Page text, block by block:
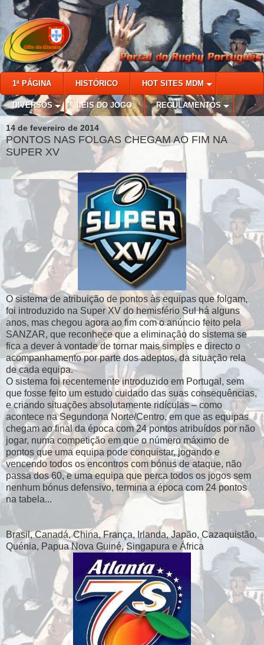
1ª PÁGINA HISTÓRICO HOT SITES MDM
DIVERSOS LEIS DO JOGO REGULAMENTOS
14 de fevereiro de 2014
PONTOS NAS FOLGAS CHEGAM AO FIM NA
SUPER XV
O sistema de atribuição de pontos às equipas que folgam,
foi introduzido na Super XV do hemisfério Sul há alguns
anos, mas chegou agora ao fim com o anúncio feito pela
SANZAR, que reconhece que a eliminação do sistema se
fica a dever à vontade de tornar mais simples e directo o
acompanhamento por parte dos adeptos, da situação rela
de cada equipa.
O sistema foi recentemente introduzido em Portugal, sem
que fosse feito um estudo cuidado das suas consequências,
e criando situações absolutamente ridículas – como
acontece na Segundona Norte/Centro, em que as equipas
chegam ao final da época com 24 pontos atribuídos por não
jogar, numa competição em que o número máximo de
pontos que uma equipa pode conquistar, jogando e
vencendo todos os encontros com bónus de ataque, não
passa dos 60, e uma equipa que perca todos os jogos sem
nenhum bónus defensivo, termina a época com 24 pontos
na tabela...
Brasil, Canadá, China, França, Irlanda, Japão, Cazaquistão,
Quénia, Papua Nova Guiné, Singapura e África